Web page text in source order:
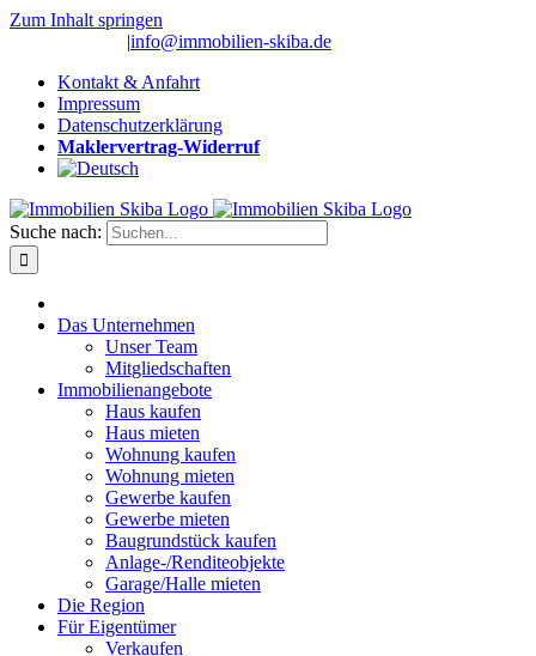
Zum Inhalt springen
|info@immobilien-skiba.de
Kontakt & Anfahrt
Impressum
Datenschutzerklärung
Maklervertrag-Widerruf
Suche nach:
Das Unternehmen
Unser Team
Mitgliedschaften
Immobilienangebote
Haus kaufen
Haus mieten
Wohnung kaufen
Wohnung mieten
Gewerbe kaufen
Gewerbe mieten
Baugrundstück kaufen
Anlage-/Renditeobjekte
Garage/Halle mieten
Die Region
Für Eigentümer
Verkaufen